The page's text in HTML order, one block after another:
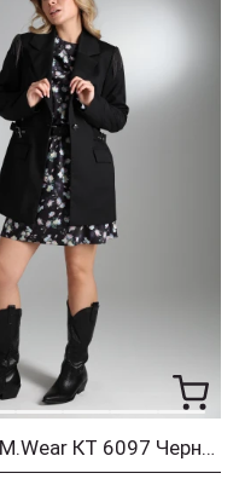
Костюм LM.Wear КТ 6097 Черный, черный + цветы